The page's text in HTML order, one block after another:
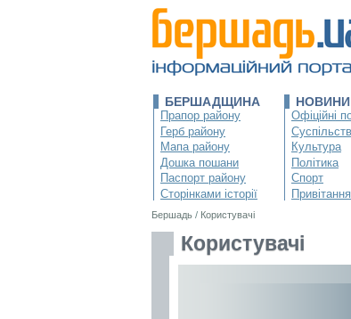
БЕРШАДЩИНА
Прапор району
Герб району
Мапа району
Дошка пошани
Паспорт району
Сторінками історії
НОВИНИ
Офіційні
Культура
Політика
Спорт
Привітання
Бершадь / Користувачі
Користувачі